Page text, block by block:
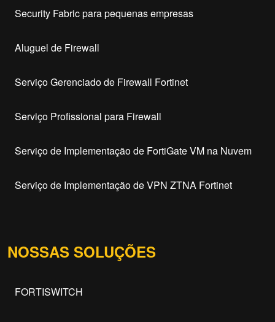
Security Fabric para pequenas empresas
Aluguel de Firewall
Serviço Gerenciado de Firewall Fortinet
Serviço Profissional para Firewall
Serviço de Implementação de FortiGate VM na Nuvem
Serviço de Implementação de VPN ZTNA Fortinet
NOSSAS SOLUÇÕES
FORTISWITCH